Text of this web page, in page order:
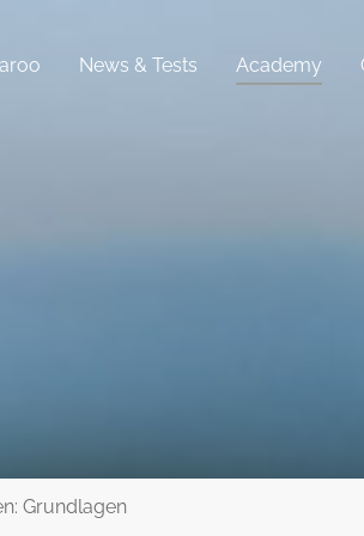
News & Tests Academy
Grundlagen